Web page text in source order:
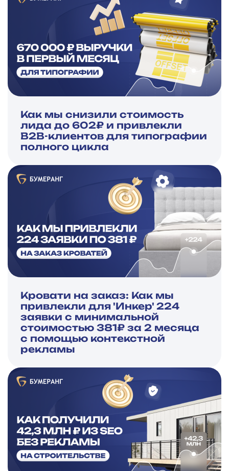
Как мы снизили стоимость
лида до 602₽ и привлекли
B2B-клиентов для типографии
полного цикла
Кровати на заказ: Как мы
привлекли для 'Инкер' 224
заявки с минимальной
стоимостью 381₽ за 2 месяца
с помощью контекстной
рекламы